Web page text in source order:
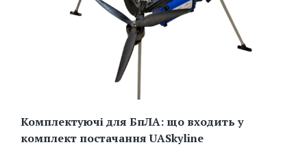
Комплектуючі для БпЛА: що входить у
комплект постачання UASkyline